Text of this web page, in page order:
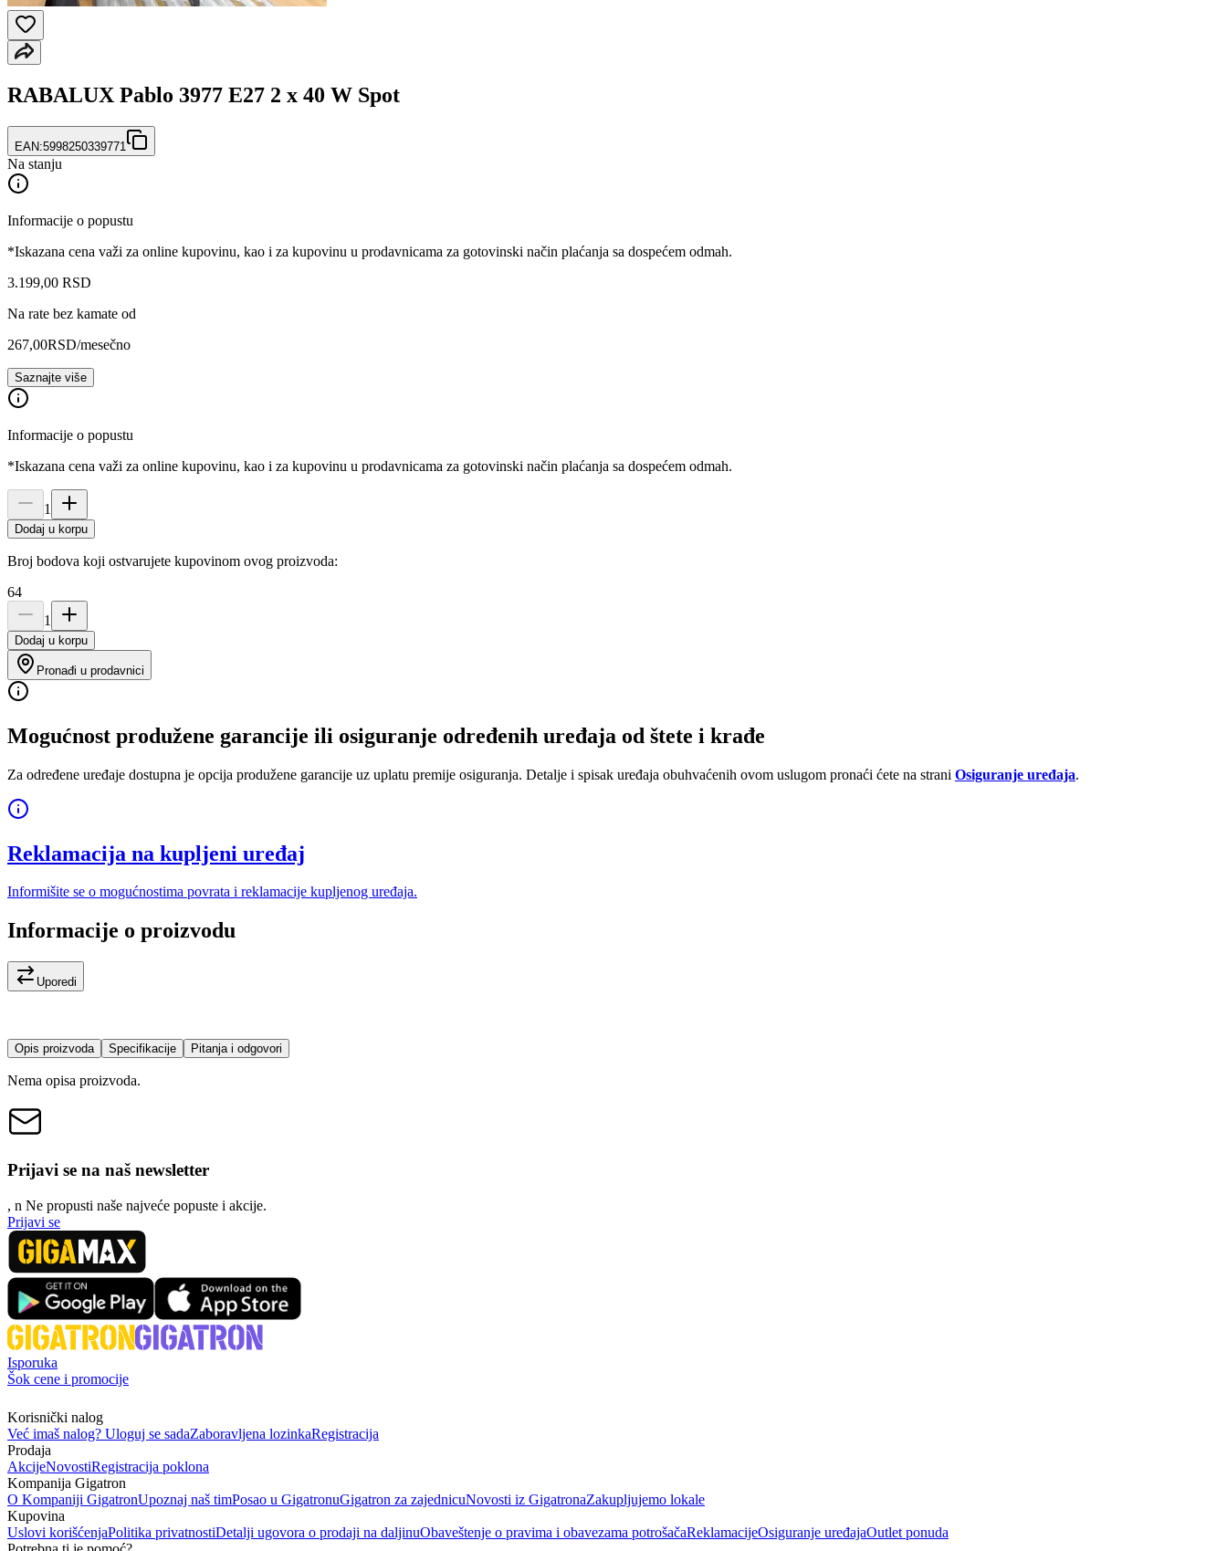
RABALUX Pablo 3977 E27 2 x 40 W Spot
EAN:5998250339771
Na stanju
Informacije o popustu
*Iskazana cena važi za online kupovinu, kao i za kupovinu u prodavnicama za gotovinski način plaćanja sa dospećem odmah.
3.199,00 RSD
Na rate bez kamate od
267,00RSD/mesečno
Saznajte više
Informacije o popustu
*Iskazana cena važi za online kupovinu, kao i za kupovinu u prodavnicama za gotovinski način plaćanja sa dospećem odmah.
1
Dodaj u korpu
Broj bodova koji ostvarujete kupovinom ovog proizvoda:
64
1
Dodaj u korpu
Pronađi u prodavnici
Mogućnost produžene garancije ili osiguranje određenih uređaja od štete i krađe
Za određene uređaje dostupna je opcija produžene garancije uz uplatu premije osiguranja. Detalje i spisak uređaja obuhvaćenih ovom uslugom pronaći ćete na strani Osiguranje uređaja.
Reklamacija na kupljeni uređaj
Informišite se o mogućnostima povrata i reklamacije kupljenog uređaja.
Informacije o proizvodu
Uporedi
Opis proizvoda Specifikacije Pitanja i odgovori
Nema opisa proizvoda.
Prijavi se na naš newsletter
, n Ne propusti naše najveće popuste i akcije.
Prijavi se
Isporuka
Šok cene i promocije
Korisnički nalog
Već imaš nalog? Uloguj se sadaZaboravljena lozinkaRegistracija
Prodaja
AkcijeNovostiRegistracija poklona
Kompanija Gigatron
O Kompaniji GigatronUpoznaj naš timPosao u GigatronuGigatron za zajednicuNovosti iz GigatronaZakupljujemo lokale
Kupovina
Uslovi korišćenjaPolitika privatnostiDetalji ugovora o prodaji na daljinuObaveštenje o pravima i obavezama potrošačaReklamacijeOsiguranje uređajaOutlet ponuda